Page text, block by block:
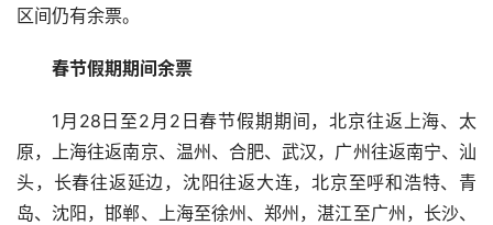
区间仍有余票。
春节假期期间余票
1月28日至2月2日春节假期期间，北京往返上海、太
原，上海往返南京、温州、合肥、武汉，广州往返南宁、汕
头，长春往返延边，沈阳往返大连，北京至呼和浩特、青
岛、沈阳，邯郸、上海至徐州、郑州，湛江至广州，长沙、